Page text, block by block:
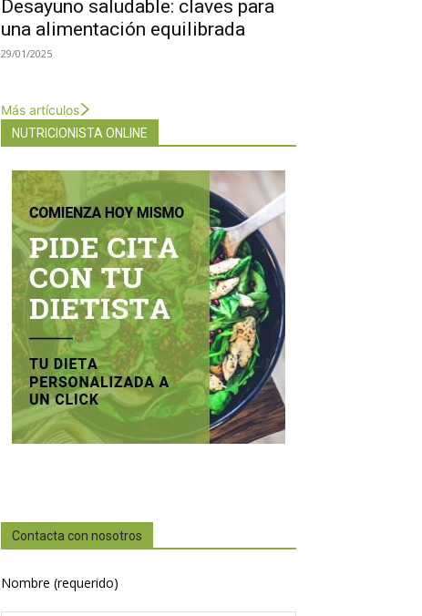
Desayuno saludable: claves para
una alimentación equilibrada
29/01/2025
Más artículos
NUTRICIONISTA ONLINE
Contacta con nosotros
Nombre (requerido)